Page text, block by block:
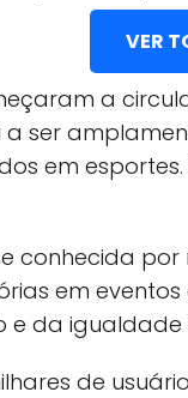
VER
a
ser
em
conhecida
em
e da
de